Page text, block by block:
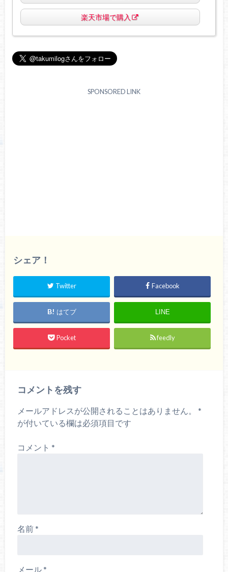
楽天市場で購入
SPONSORED LINK
シェア！
Twitter Facebook
はてブ LINE
Pocket feedly
コメントを残す
メールアドレスが公開されることはありません。
*
が付いている欄は必須項目です
コメント *
名前*
メール*